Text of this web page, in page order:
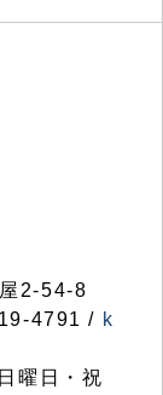
2-54-8
4791 / k
曜日・祝